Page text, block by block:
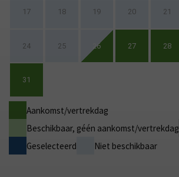
17 18 19 20 21
24 25 26 27 28
31
Aankomst/vertrekdag
Beschikbaar, géén aankomst/vertrekdag
Geselecteerd
Niet beschikbaar